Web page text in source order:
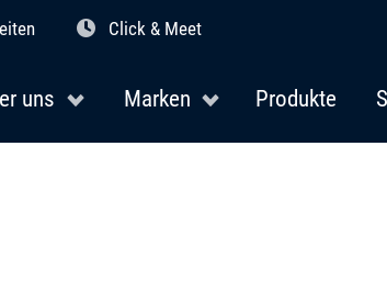
Click & Meet
uns Marken Produkte